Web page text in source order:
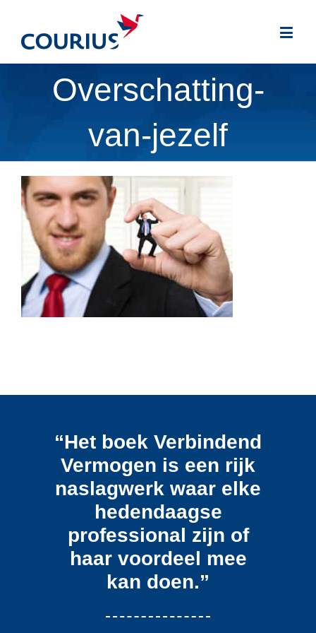
Overschatting-
van-jezelf
“Het boek Verbindend
Vermogen is een rijk
naslagwerk waar elke
hedendaagse
professional zijn of
haar voordeel mee
kan doen.”